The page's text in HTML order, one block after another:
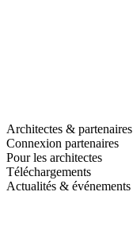
Architectes & partenaires
Connexion partenaires
Pour les architectes
Téléchargements
Actualités & événements